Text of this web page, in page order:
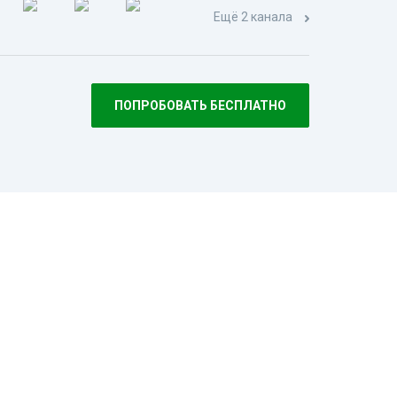
Ещё 2 канала
ПОПРОБОВАТЬ БЕСПЛАТНО